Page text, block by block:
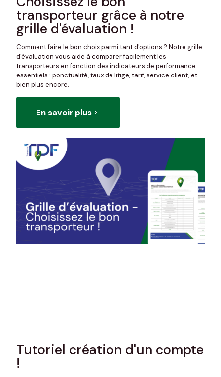
transporteur grâce à notre
grille d'évaluation !
Comment faire le bon choix parmi tant d'options ? Notre grille
d'évaluation vous aide à comparer facilement les
transporteurs en fonction des indicateurs de performance
essentiels : ponctualité, taux de litige, tarif, service client, et
bien plus encore.
En savoir plus
Tutoriel création d'un compte
!